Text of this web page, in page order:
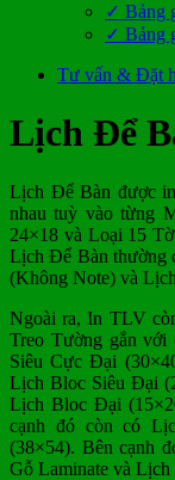
✓ Bảng
✓ Bảng
Tư vấn & Đặt
Lịch Để
Lịch Để Bàn được
nhau tuỳ vào từng
24×18 và Loại 15
Lịch Để Bàn thường
(Không Note) và
Ngoài ra, In TLV
Treo Tường gắn
Siêu Cực Đại
Lịch Bloc Siêu Đại
Lịch Bloc Đại
cạnh đó còn có
(38×54). Bên cạnh
Gỗ Laminate và